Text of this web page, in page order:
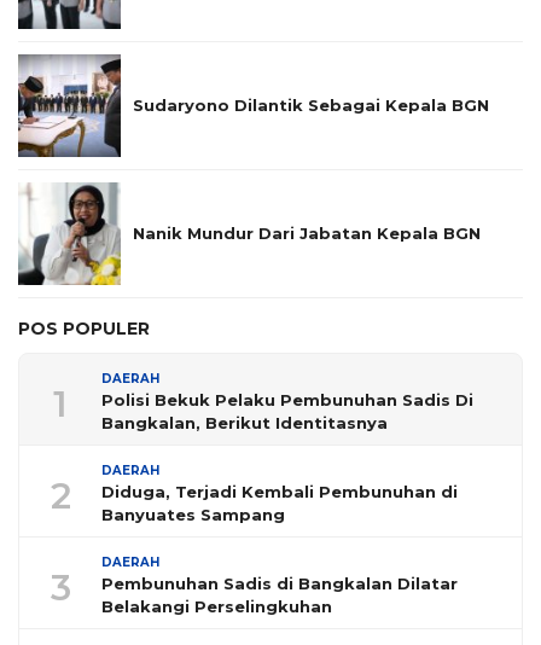
Sudaryono Dilantik Sebagai Kepala BGN
Nanik Mundur Dari Jabatan Kepala BGN
POS POPULER
1
DAERAH
Polisi Bekuk Pelaku Pembunuhan Sadis Di
Bangkalan, Berikut Identitasnya
2
DAERAH
Diduga, Terjadi Kembali Pembunuhan di
Banyuates Sampang
3
DAERAH
Pembunuhan Sadis di Bangkalan Dilatar
Belakangi Perselingkuhan